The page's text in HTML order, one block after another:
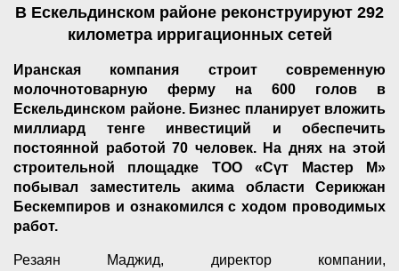
В Ескельдинском районе реконструируют 292
километра ирригационных сетей
Иранская компания строит современную
молочнотоварную ферму на 600 голов в
Ескельдинском районе. Бизнес планирует вложить
миллиард тенге инвестиций и обеспечить
постоянной работой 70 человек. На днях на этой
строительной площадке ТОО «Сүт Мастер М»
побывал заместитель акима области Серикжан
Бескемпиров и ознакомился с ходом проводимых
работ.
Резаян Маджид, директор компании,